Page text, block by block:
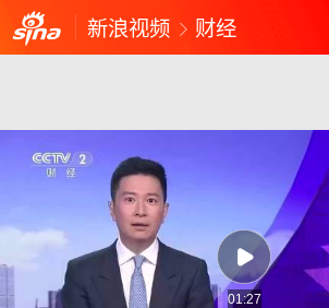
新浪视频 财经
01:27